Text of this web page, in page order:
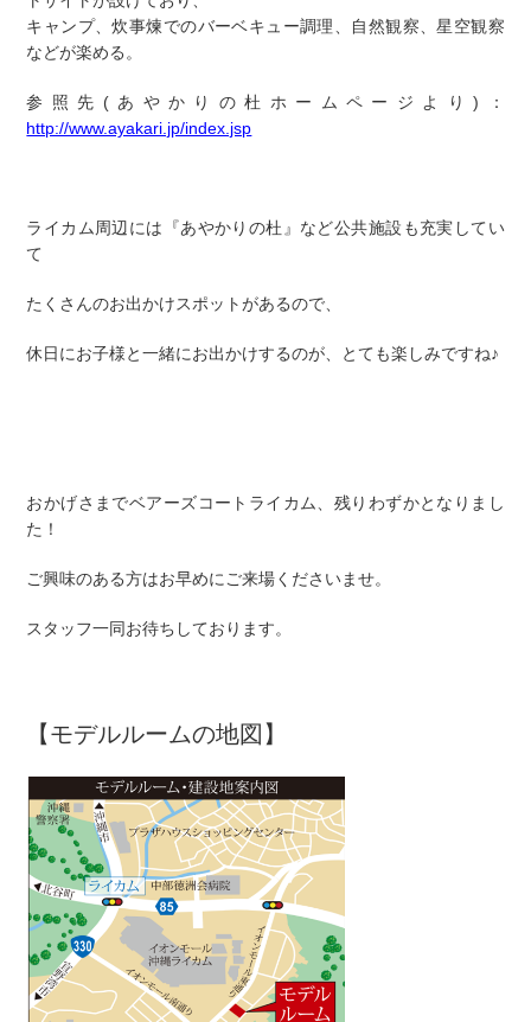
キャンプ、炊事煉でのバーベキュー調理、自然観察、星空観察
などが楽める。
参照先(あやかりの杜ホームページより)：
http://www.ayakari.jp/index.jsp
ライカム周辺には『あやかりの杜』など公共施設も充実してい
て
たくさんのお出かけスポットがあるので、
休日にお子様と一緒にお出かけするのが、とても楽しみですね♪
おかげさまでベアーズコートライカム、 残りわずかとなりまし
た！
ご興味のある方はお早めにご来場くださいませ。
スタッフ一同お待ちしております。
【モデルルームの地図】